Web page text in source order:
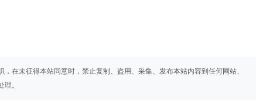
在未征得本站同意时，禁止复制、盗用、采集、发布本站内容到任何网站、
理。